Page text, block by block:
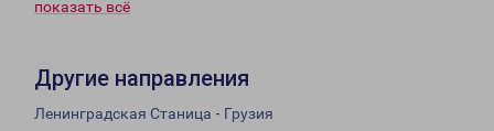
показать всё
Другие направления
Ленинградская Станица - Грузия